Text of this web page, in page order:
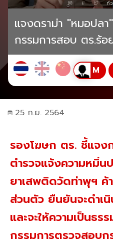
แจงดราม่า "หมอปล
กรรมการสอบ ตร.ร้
25 ก.ย. 2564
รองโฆษก ตร. ชี้แจ
ตำรวจแจ้งความหมิ่
ยาเสพติดวัดท่าพุฯ ค้
ส่วนตัว ยืนยันจะดำเ
และจะให้ความเป็นธ
กรรมการตรวจสอบ